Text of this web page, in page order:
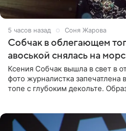
5 часов назад Соня Жарова
Собчак в облегающем
авоськой снялась на
Ксения Собчак вышла в свет в
фото журналистка
топе с глубоким декольте.